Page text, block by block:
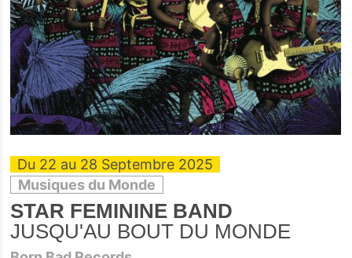
Du 22 au 28 Septembre 2025
Musiques du Monde
STAR FEMININE BAND
JUSQU'AU BOUT DU MONDE